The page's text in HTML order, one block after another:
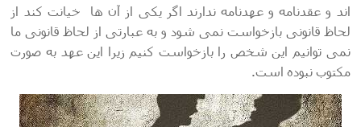
اند و عقدنامه و عهدنامه ندارند اگر یکی از آن ها خیانت کند از
لحاظ قانونی بازخواست نمی شود و به عبارتی از لحاظ قانونی ما
نمی توانیم این شخص را بازخواست کنیم زیرا این عهد به صورت
مکتوب نبوده است.